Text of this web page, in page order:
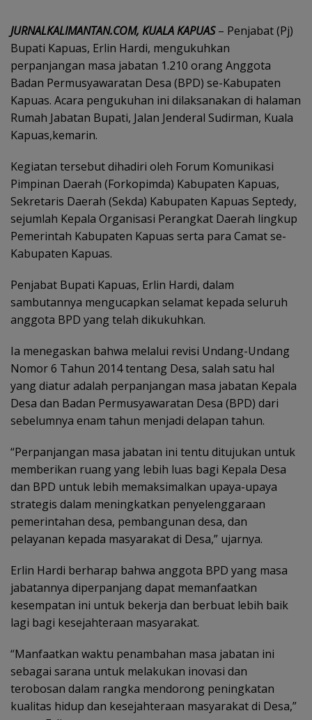
JURNALKALIMANTAN.COM, KUALA KAPUAS – Penjabat (Pj)
Bupati Kapuas, Erlin Hardi, mengukuhkan
perpanjangan masa jabatan 1.210 orang Anggota
Badan Permusyawaratan Desa (BPD) se-Kabupaten
Kapuas. Acara pengukuhan ini dilaksanakan di halaman
Rumah Jabatan Bupati, Jalan Jenderal Sudirman, Kuala
Kapuas,kemarin.
Kegiatan tersebut dihadiri oleh Forum Komunikasi
Pimpinan Daerah (Forkopimda) Kabupaten Kapuas,
Sekretaris Daerah (Sekda) Kabupaten Kapuas Septedy,
sejumlah Kepala Organisasi Perangkat Daerah lingkup
Pemerintah Kabupaten Kapuas serta para Camat se-
Kabupaten Kapuas.
Penjabat Bupati Kapuas, Erlin Hardi, dalam
sambutannya mengucapkan selamat kepada seluruh
anggota BPD yang telah dikukuhkan.
Ia menegaskan bahwa melalui revisi Undang-Undang
Nomor 6 Tahun 2014 tentang Desa, salah satu hal
yang diatur adalah perpanjangan masa jabatan Kepala
Desa dan Badan Permusyawaratan Desa (BPD) dari
sebelumnya enam tahun menjadi delapan tahun.
“Perpanjangan masa jabatan ini tentu ditujukan untuk
memberikan ruang yang lebih luas bagi Kepala Desa
dan BPD untuk lebih memaksimalkan upaya-upaya
strategis dalam meningkatkan penyelenggaraan
pemerintahan desa, pembangunan desa, dan
pelayanan kepada masyarakat di Desa,” ujarnya.
Erlin Hardi berharap bahwa anggota BPD yang masa
jabatannya diperpanjang dapat memanfaatkan
kesempatan ini untuk bekerja dan berbuat lebih baik
lagi bagi kesejahteraan masyarakat.
“Manfaatkan waktu penambahan masa jabatan ini
sebagai sarana untuk melakukan inovasi dan
terobosan dalam rangka mendorong peningkatan
kualitas hidup dan kesejahteraan masyarakat di Desa,”